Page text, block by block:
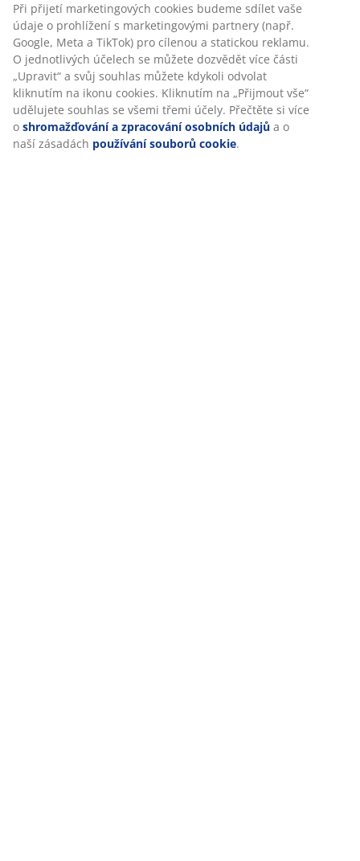
Při přijetí marketingových cookies budeme sdílet vaše
údaje o prohlížení s marketingovými partnery (např.
Google, Meta a TikTok) pro cílenou a statickou reklamu.
O jednotlivých účelech se můžete dozvědět více části
„Upravit“ a svůj souhlas můžete kdykoli odvolat
kliknutím na ikonu cookies. Kliknutím na „Přijmout vše“
udělujete souhlas se všemi třemi účely. Přečtěte si více
o shromažďování a zpracování osobních údajů a o
naší zásadách používání souborů cookie.